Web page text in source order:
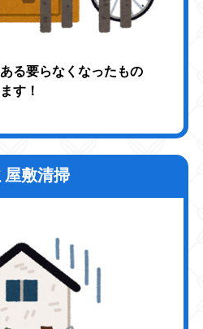
る要らなくなったもの
す！
屋敷清掃